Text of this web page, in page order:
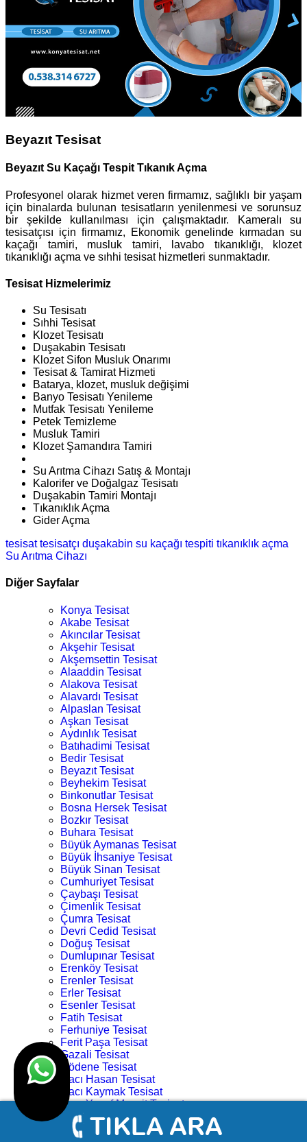
Beyazıt Tesisat
Beyazıt Su Kaçağı Tespit Tıkanık Açma
Profesyonel olarak hizmet veren firmamız, sağlıklı bir yaşam
için binalarda bulunan tesisatların yenilenmesi ve sorunsuz
bir şekilde kullanılması için çalışmaktadır. Kameralı su
tesisatçısı için firmamız, Ekonomik genelinde kırmadan su
kaçağı tamiri, musluk tamiri, lavabo tıkanıklığı, klozet
tıkanıklığı açma ve sıhhi tesisat hizmetleri sunmaktadır.
Tesisat Hizmelerimiz
Su Tesisatı
Sıhhi Tesisat
Klozet Tesisatı
Duşakabin Tesisatı
Klozet Sifon Musluk Onarımı
Tesisat & Tamirat Hizmeti
Batarya, klozet, musluk değişimi
Banyo Tesisatı Yenileme
Mutfak Tesisatı Yenileme
Petek Temizleme
Musluk Tamiri
Klozet Şamandıra Tamiri
Su Arıtma Cihazı Satış & Montajı
Kalorifer ve Doğalgaz Tesisatı
Duşakabin Tamiri Montajı
Tıkanıklık Açma
Gider Açma
tesisattesisatçı duşakabin su kaçağı tespiti tıkanıklık açma
Su Arıtma Cihazı
Diğer Sayfalar
Konya Tesisat
Akabe Tesisat
Akıncılar Tesisat
Akşehir Tesisat
Akşemsettin Tesisat
Alaaddin Tesisat
Alakova Tesisat
Alavardı Tesisat
Alpaslan Tesisat
Aşkan Tesisat
Aydınlık Tesisat
Batıhadimi Tesisat
Bedir Tesisat
Beyazıt Tesisat
Beyhekim Tesisat
Binkonutlar Tesisat
Bosna Hersek Tesisat
Bozkır Tesisat
Buhara Tesisat
Büyük Aymanas Tesisat
Büyük İhsaniye Tesisat
Büyük Sinan Tesisat
Cumhuriyet Tesisat
Çaybaşı Tesisat
Çimenlik Tesisat
Çumra Tesisat
Devri Cedid Tesisat
Doğuş Tesisat
Dumlupınar Tesisat
Erenköy Tesisat
Erenler Tesisat
Erler Tesisat
Esenler Tesisat
Fatih Tesisat
Ferhuniye Tesisat
Ferit Paşa Tesisat
Gazali Tesisat
Gödene Tesisat
Hacı Hasan Tesisat
Hacı Kaymak Tesisat
Hacı Yusuf Mescit Tesisat
Hacıveyiszade Tesisat
Hamza Oğlu Tesisat